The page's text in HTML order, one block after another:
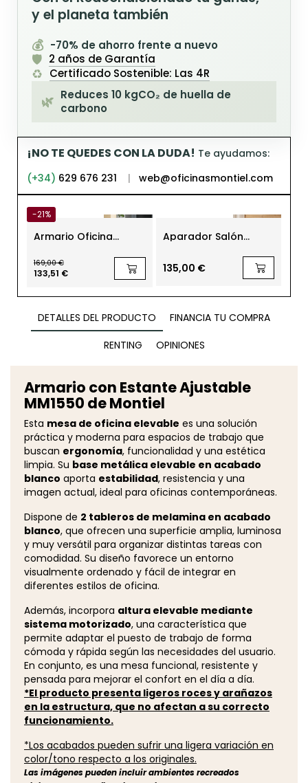
y el planeta también
💰 -70% de ahorro frente a nuevo
🛡️ 2 años de Garantía
♻️ Certificado Sostenible: Las 4R
🌿 Reduces 10 kgCO₂ de huella de
carbono
¡NO TE QUEDES CON LA DUDA! Te ayudamos:
(+34) 629 676 231 | web@oficinasmontiel.com
-21%
Armario Oficina
4 Cajones de Levira
169,00 €
133,51 €
Aparador Salón
135,00 €
DETALLES DEL PRODUCTO
FINANCIA TU COMPRA
RENTING
OPINIONES
Armario con Estante Ajustable
MM1550 de Montiel
Esta mesa de oficina elevable es una solución
práctica y moderna para espacios de trabajo que
buscan ergonomía, funcionalidad y una estética
limpia. Su base metálica elevable en acabado
blanco aporta estabilidad, resistencia y una
imagen actual, ideal para oficinas contemporáneas.
Dispone de 2 tableros de melamina en acabado
blanco, que ofrecen una superficie amplia, luminosa
y muy versátil para organizar distintas tareas con
comodidad. Su diseño favorece un entorno
visualmente ordenado y fácil de integrar en
diferentes estilos de oficina.
Además, incorpora altura elevable mediante
sistema motorizado, una característica que
permite adaptar el puesto de trabajo de forma
cómoda y rápida según las necesidades del usuario.
En conjunto, es una mesa funcional, resistente y
pensada para mejorar el confort en el día a día.
*El producto presenta ligeros roces y arañazos
en la estructura, que no afectan a su correcto
funcionamiento.
*Los acabados pueden sufrir una ligera variación en
color/tono respecto a los originales.
Las imágenes pueden incluir ambientes recreados